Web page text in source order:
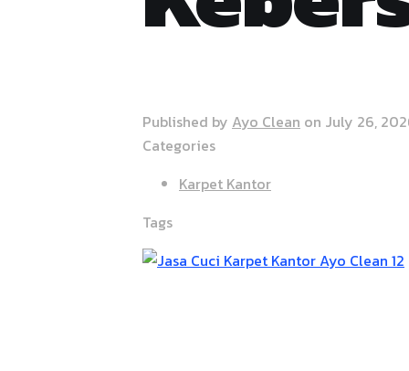
Published by Ayo Clean on July 26,
Categories
Karpet Kantor
Tags